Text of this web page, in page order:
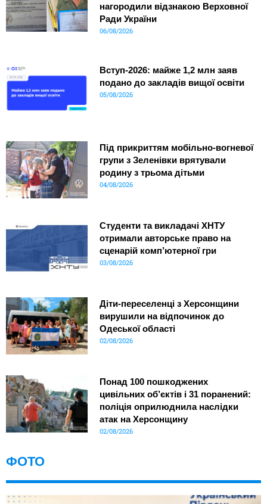
нагородили відзнакою Верховної
Ради України
06/08/2026
Вступ-2026: майже 1,2 млн заяв
подано до закладів вищої освіти
05/08/2026
Під прикриттям мобільно-вогневої
групи з Зеленівки врятували
родину з трьома дітьми
04/08/2026
Студенти та викладачі ХНТУ
отримали авторське право на
сценарій комп’ютерної гри
03/08/2026
Діти-переселенці з Херсонщини
вирушили на відпочинок до
Одеської області
02/08/2026
Понад 100 пошкоджених
цивільних об’єктів і 31 поранений:
поліція оприлюднила наслідки
атак на Херсонщину
02/08/2026
ФОТО